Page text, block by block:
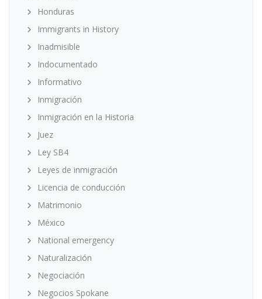
Honduras
Immigrants in History
Inadmisible
Indocumentado
Informativo
Inmigración
Inmigración en la Historia
Juez
Ley SB4
Leyes de inmigración
Licencia de conducción
Matrimonio
México
National emergency
Naturalización
Negociación
Negocios Spokane